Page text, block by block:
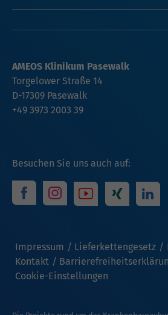
Besuchen Sie uns auch auf:
Impressum Lieferkettengesetz
Kontakt
Cookie-Einstellungen
AMEOS Klinikum Pasewalk
Torgelower Straße 14
D-17309 Pasewalk
+49 3973 2003 39